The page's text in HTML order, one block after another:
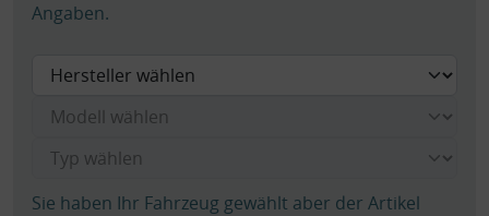
Angaben.
Sie haben Ihr Fahrzeug gewählt aber der Artikel